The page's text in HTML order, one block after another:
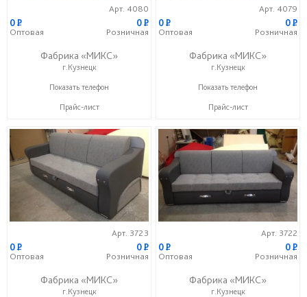
Арт. 4080
0P
Оптовая
0P
Розничная
Фабрика «МИКС»
г.Кузнецк
+7 (937) 423-36-37
Показать телефон
Прайс-лист
Арт. 4079
0P
Оптовая
0P
Розничная
Фабрика «МИКС»
г.Кузнецк
+7 (937) 423-36-37
Показать телефон
Прайс-лист
Арт. 3723
0P
Оптовая
0P
Розничная
Фабрика «МИКС»
г.Кузнецк
Арт. 3722
0P
Оптовая
0P
Розничная
Фабрика «МИКС»
г.Кузнецк